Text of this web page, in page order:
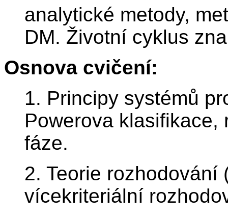
analytické metody,
DM. Životní cyklus
Osnova cvičení:
1. Principy systémů
Powerova
fáze.
2. Teorie rozhodování
vícekriteriální